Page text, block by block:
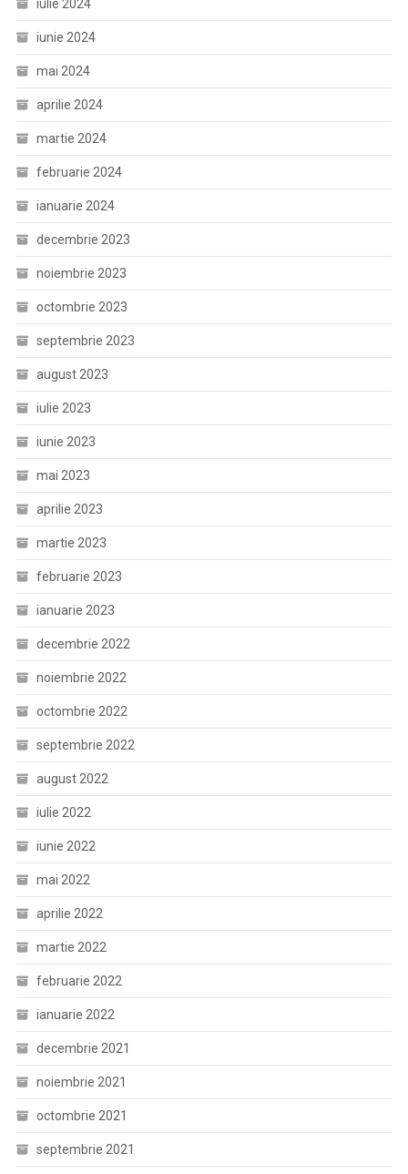
iulie 2024
iunie 2024
mai 2024
aprilie 2024
martie 2024
februarie 2024
ianuarie 2024
decembrie 2023
noiembrie 2023
octombrie 2023
septembrie 2023
august 2023
iulie 2023
iunie 2023
mai 2023
aprilie 2023
martie 2023
februarie 2023
ianuarie 2023
decembrie 2022
noiembrie 2022
octombrie 2022
septembrie 2022
august 2022
iulie 2022
iunie 2022
mai 2022
aprilie 2022
martie 2022
februarie 2022
ianuarie 2022
decembrie 2021
noiembrie 2021
octombrie 2021
septembrie 2021